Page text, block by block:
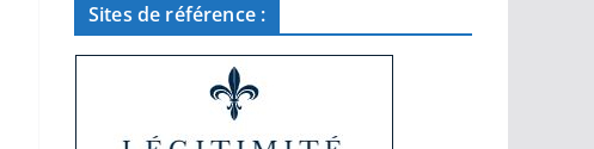
Sites de référence :